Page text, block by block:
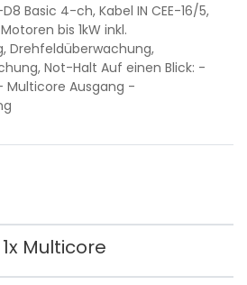
Basic 4-ch, Kabel IN CEE-16/5,
bis 1kW inkl.
Drehfeldüberwachung,
Not-Halt Auf einen Blick: -
Multicore Ausgang -
1x Multicore